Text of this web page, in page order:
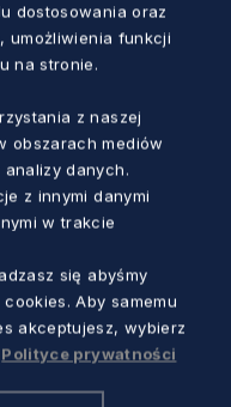
dostosowania oraz
umożliwienia funkcji
na stronie.
z naszej
obszarach mediów
danych.
z innymi danymi
w trakcie
się abyśmy
Aby samemu
akceptujesz, wybierz
Polityce prywatności